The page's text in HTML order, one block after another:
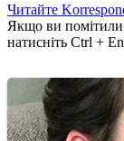
Читайте
Якщо ви помітили
натисніть Ctrl +